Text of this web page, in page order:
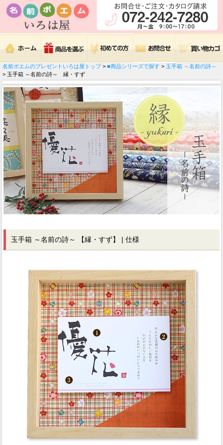
名前ポエムのプレゼントいろは屋トップ> ■商品シリーズで探す > 玉手箱 ～名前の詩～
> 玉手箱 ～名前の詩～ 縁・すず
玉手箱 ～名前の詩～ 【縁・すず】 | 仕様